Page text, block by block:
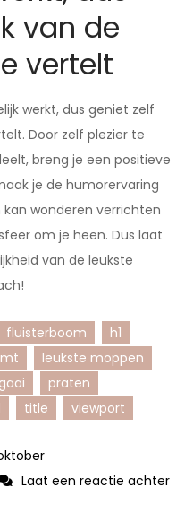
van de
vertelt
werkt, dus geniet zelf
Door zelf plezier te
breng je een positieve
je de humorervaring
wonderen verrichten
om je heen. Dus laat
van de leukste
fluisterboom
h1
leukste moppen
praten
title viewport
Laat een reactie achter